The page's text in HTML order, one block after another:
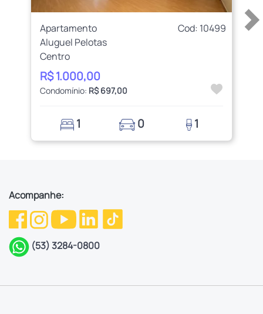
Apartamento
Cod: 10499
Aluguel Pelotas
Centro
R$ 1.000,00
Condomínio: R$ 697,00
1 0 1
Acompanhe:
(53) 3284-0800